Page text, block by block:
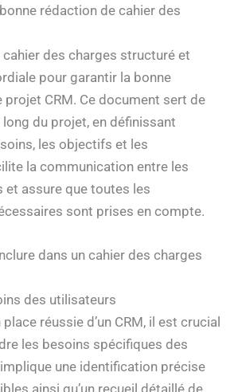
rédaction de cahier des
cahier des charges structuré et
pour garantir la bonne
CRM. Ce document sert de
du projet, en définissant
les objectifs et les
la communication entre les
et assure que toutes les
sont prises en compte.
dans un cahier des charges
des utilisateurs
réussie d’un CRM, il est crucial
les besoins spécifiques des
une identification précise